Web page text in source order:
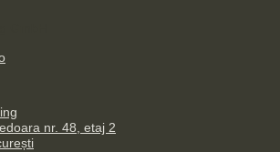
nr. 48, etaj 2